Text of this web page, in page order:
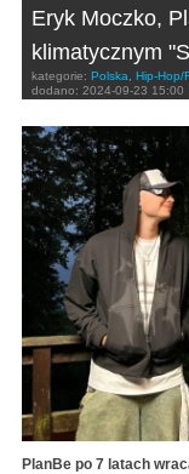
Eryk Moczko,
klimatycznym
kategorie: Polska Hip-Hop/
dodano: 2024-09-23 15:00
PlanBe po 7 latach